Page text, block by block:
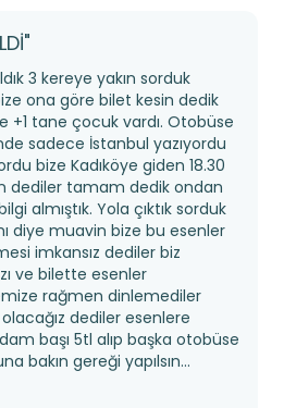
3 kereye yakın sorduk
ona göre bilet kesin dedik
tane çocuk vardı. Otobüse
sadece İstanbul yazıyordu
bize Kadıköye giden 18.30
dediler tamam dedik ondan
almıştık. Yola çıktık sorduk
diye muavin bize bu esenler
imkansız dediler biz
ve bilette esenler
rağmen dinlemediler
dediler esenlere
başı 5tl alıp başka otobüse
bakın gereği yapılsın...